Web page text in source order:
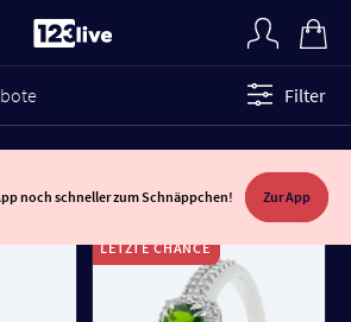
Filter
noch schneller zum Schnäppchen! Zur App
LETZTE CHANCE